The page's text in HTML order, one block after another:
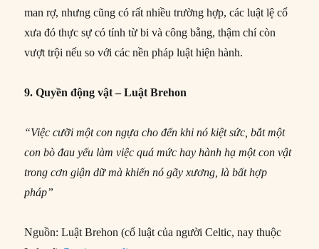
man rợ, nhưng cũng có rất nhiều trường hợp, các luật lệ cổ
xưa đó thực sự có tính từ bi và công bằng, thậm chí còn
vượt trội nếu so với các nền pháp luật hiện hành.
9. Quyền động vật – Luật Brehon
“Việc cưỡi một con ngựa cho đến khi nó kiệt sức, bắt một
con bò đau yếu làm việc quá mức hay hành hạ một con vật
trong cơn giận dữ mà khiến nó gãy xương, là bất hợp
pháp”
Nguồn: Luật Brehon (cổ luật của người Celtic, nay thuộc